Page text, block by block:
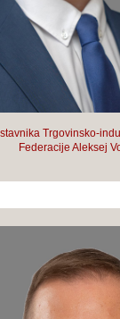
Trgovinsko-
Federacije Aleksej